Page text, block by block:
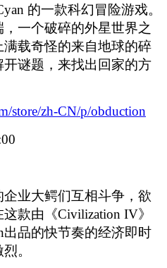
的一款科幻冒险游戏。
一个破碎的外星世界之
满载奇怪的来自地球的碎
谜题，来找出回家的方
store/zh-CN/p/obduction
业大鳄们互相斗争，欲
款由《Civilization IV》
出品的快节奏的经济即时
。